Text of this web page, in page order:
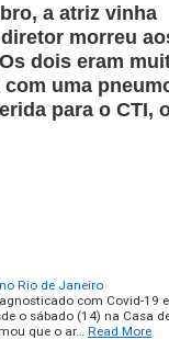
a atriz vinha
morreu
dois eram
uma
para o CTI,
Rio de Janeiro
com Covid-19
o sábado (14) na Casa
que o ar… Read More